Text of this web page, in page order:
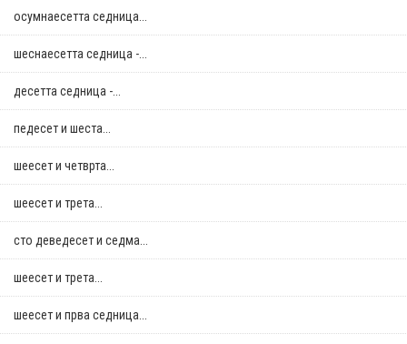
осумнaесетта седница...
шеснаесетта седница -...
десетта седница -...
педесет и шеста...
шеесет и четврта...
шеесет и трета...
сто деведесет и седма...
шеесет и трета...
шеесет и прва седница...